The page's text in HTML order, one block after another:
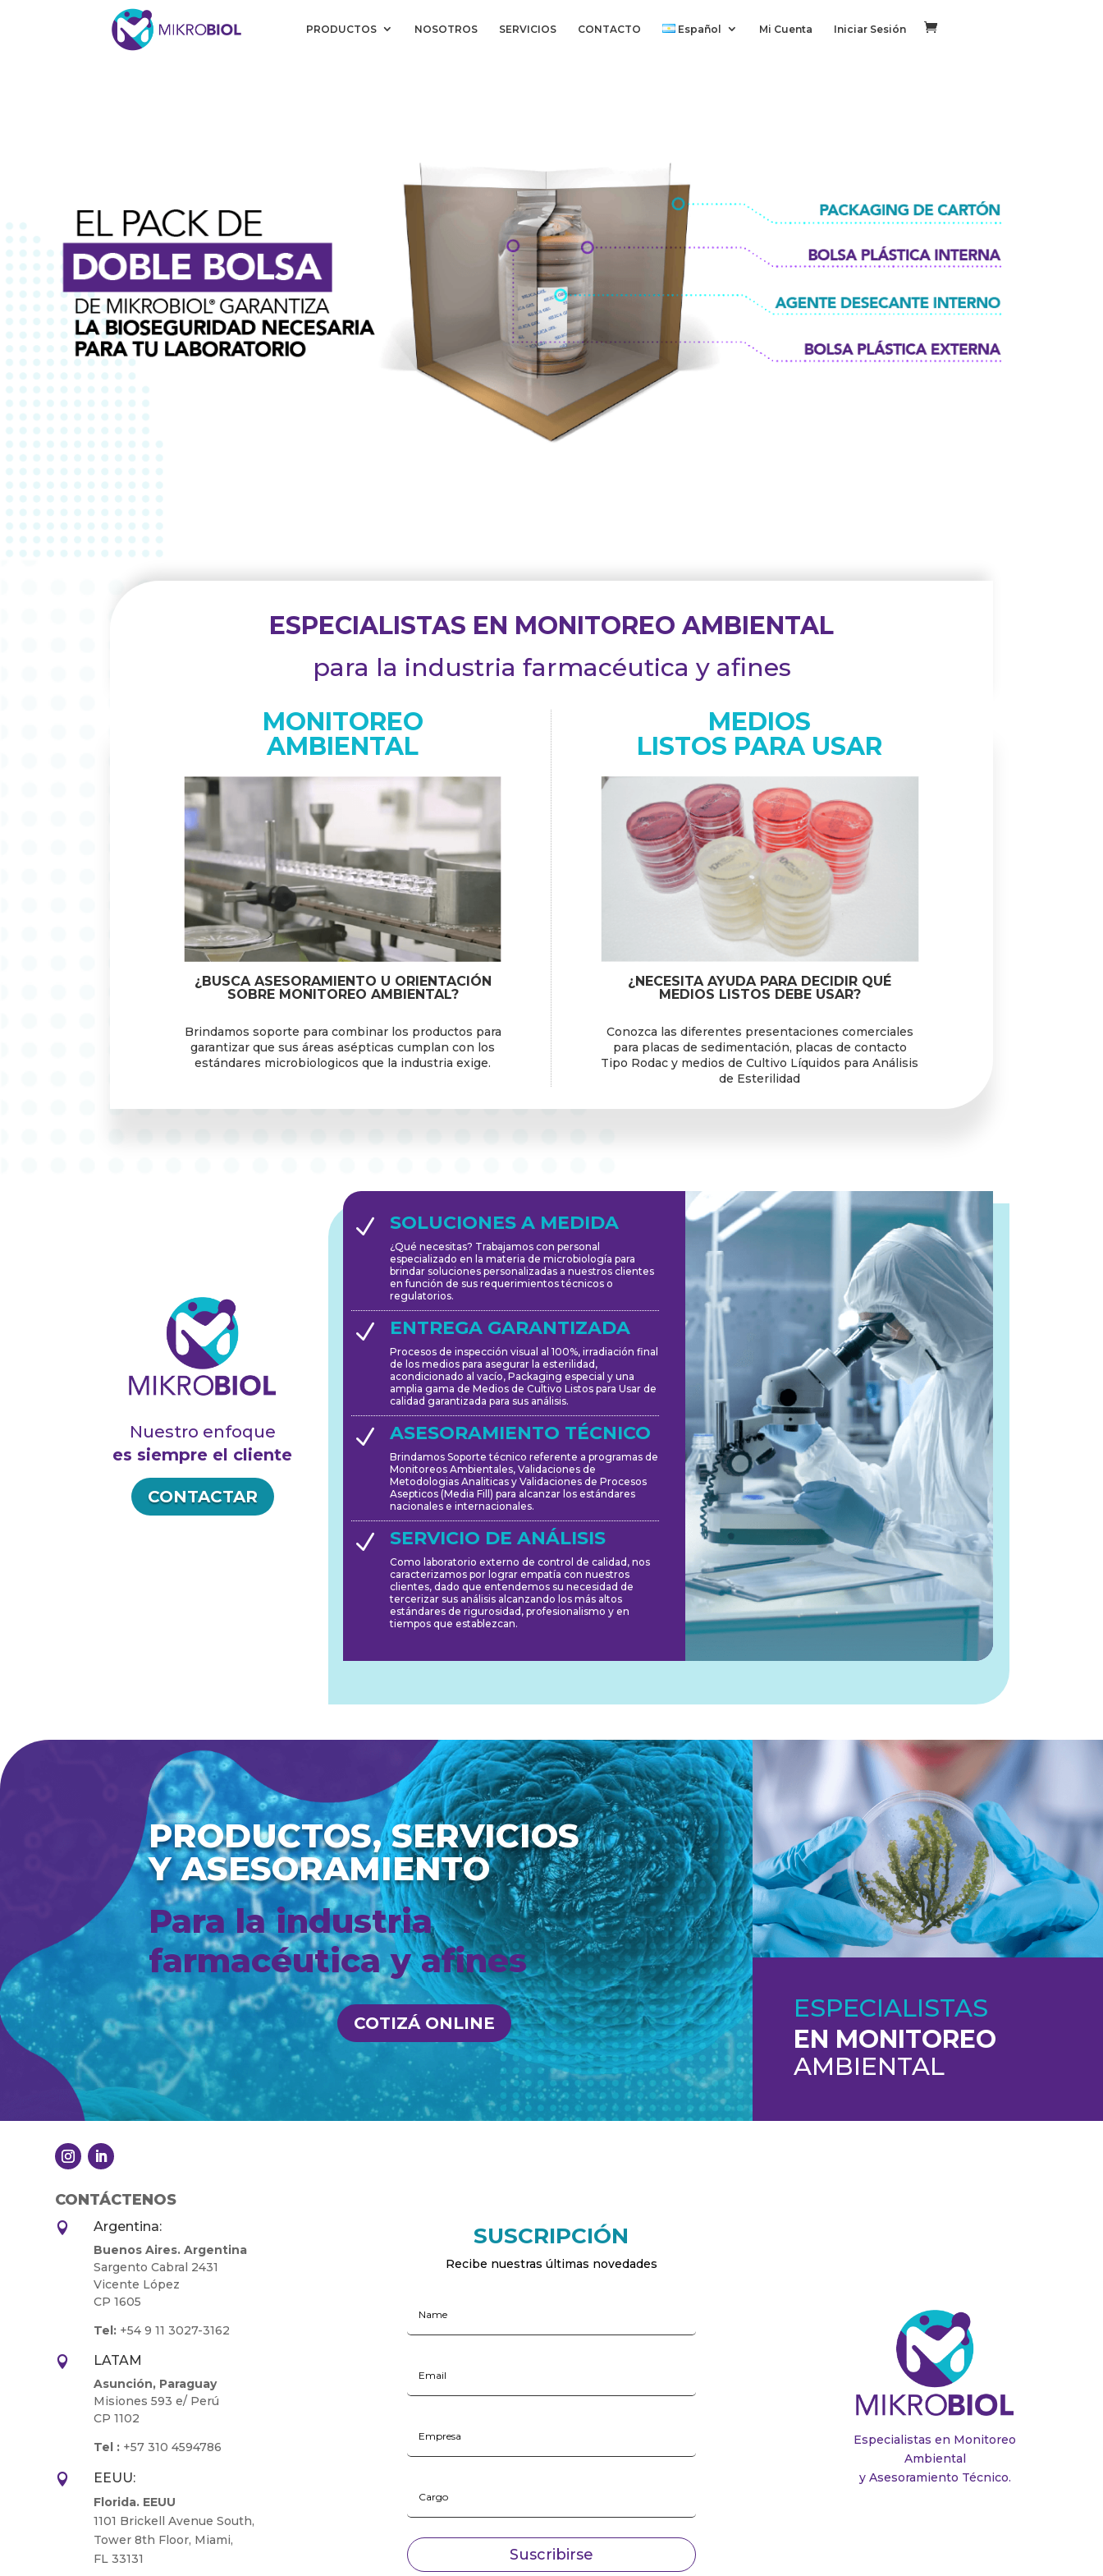
PRODUCTOS NOSOTROS SERVICIOS CONTACTO Español Mi Cuenta Iniciar Sesión
ESPECIALISTAS EN MONITOREO AMBIENTAL
para la industria farmacéutica y afines
MONITOREO
AMBIENTAL
¿BUSCA ASESORAMIENTO U ORIENTACIÓN
SOBRE MONITOREO AMBIENTAL?
Brindamos soporte para combinar los productos para
garantizar que sus áreas asépticas cumplan con los
estándares microbiologicos que la industria exige.
MEDIOS
LISTOS PARA USAR
¿NECESITA AYUDA PARA DECIDIR QUÉ
MEDIOS LISTOS DEBE USAR?
Conozca las diferentes presentaciones comerciales
para placas de sedimentación, placas de contacto
Tipo Rodac y medios de Cultivo Líquidos para Análisis
de Esterilidad
Nuestro enfoque
es siempre el cliente
CONTACTAR
N SOLUCIONES A MEDIDA
¿Qué necesitas? Trabajamos con personal
especializado en la materia de microbiología para
brindar soluciones personalizadas a nuestros clientes
en función de sus requerimientos técnicos o
regulatorios.
N ENTREGA GARANTIZADA
Procesos de inspección visual al 100%, irradiación final
de los medios para asegurar la esterilidad,
acondicionado al vacío, Packaging especial y una
amplia gama de Medios de Cultivo Listos para Usar de
calidad garantizada para sus análisis.
N ASESORAMIENTO TÉCNICO
Brindamos Soporte técnico referente a programas de
Monitoreos Ambientales, Validaciones de
Metodologias Analiticas y Validaciones de Procesos
Asepticos (Media Fill) para alcanzar los estándares
nacionales e internacionales.
N SERVICIO DE ANÁLISIS
Como laboratorio externo de control de calidad, nos
caracterizamos por lograr empatía con nuestros
clientes, dado que entendemos su necesidad de
tercerizar sus análisis alcanzando los más altos
estándares de rigurosidad, profesionalismo y en
tiempos que establezcan.
PRODUCTOS, SERVICIOS
Y ASESORAMIENTO
Para la industria
farmacéutica y afines
COTIZÁ ONLINE
ESPECIALISTAS
EN MONITOREO
AMBIENTAL
CONTÁCTENOS
 Argentina:
Buenos Aires. Argentina
Sargento Cabral 2431
Vicente López
CP 1605
Tel: +54 9 11 3027-3162
 LATAM
Asunción, Paraguay
Misiones 593 e/ Perú
CP 1102
Tel : +57 310 4594786
 EEUU:
Florida. EEUU
1101 Brickell Avenue South,
Tower 8th Floor, Miami,
FL 33131
SUSCRIPCIÓN
Recibe nuestras últimas novedades
Suscribirse
Especialistas en Monitoreo
Ambiental
y Asesoramiento Técnico.